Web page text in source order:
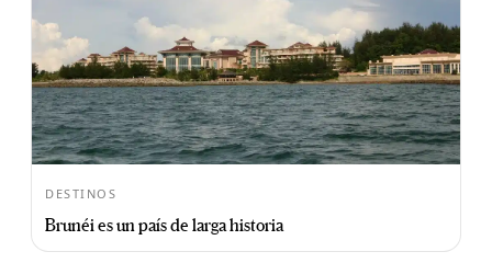
DESTINOS
Brunéi es un país de larga historia